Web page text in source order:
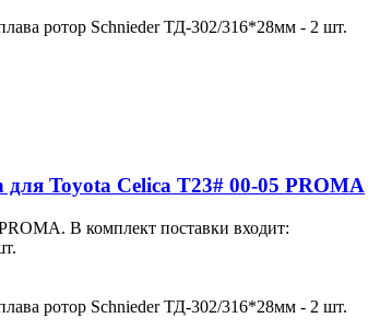
ротор Schnieder ТД-302/316*28мм - 2 шт.
Toyota Celica T23# 00-05 PROMA
В комплект поставки входит:
ротор Schnieder ТД-302/316*28мм - 2 шт.